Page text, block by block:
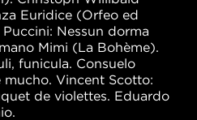
Euridice (Orfeo ed
Nessun dorma
Mimi (La Bohème).
funicula. Consuelo
mucho. Vincent Scotto:
de violettes. Eduardo